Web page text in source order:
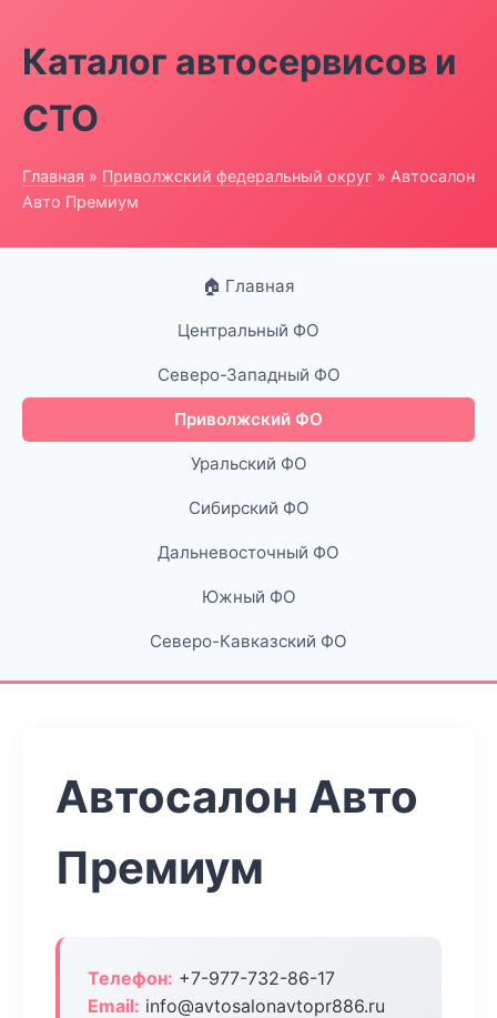
Каталог автосервисов и
СТО
Главная » Приволжский федеральный округ » Автосалон
Авто Премиум
🏠 Главная
Центральный ФО
Северо-Западный ФО
Приволжский ФО
Уральский ФО
Сибирский ФО
Дальневосточный ФО
Южный ФО
Северо-Кавказский ФО
Автосалон Авто
Премиум
Телефон: +7-977-732-86-17
Email: info@avtosalonavtopr886.ru